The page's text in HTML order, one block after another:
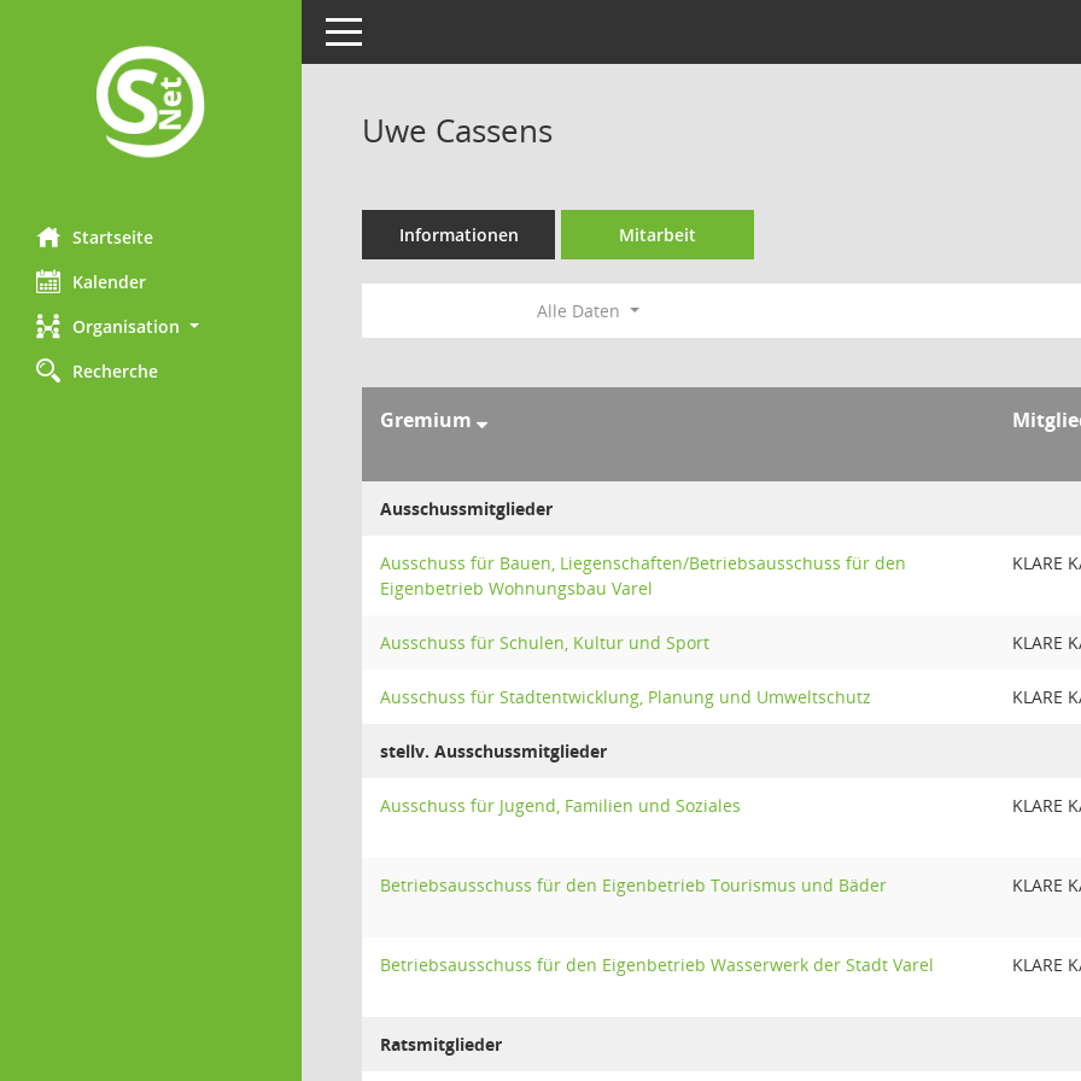
Startseite
Kalender
Organisation
Recherche
Toggle navigation
Uwe Cassens
Informationen Mitarbeit
Alle Daten
Gremium
Ausschussmitglieder
Ausschuss für Bauen, Liegenschaften/Betriebsausschuss für den
Eigenbetrieb Wohnungsbau Varel
KLARE
Ausschuss für Schulen, Kultur und Sport KLARE
Ausschuss für Stadtentwicklung, Planung und Umweltschutz KLARE
stellv. Ausschussmitglieder
Ausschuss für Jugend, Familien und Soziales KLARE
Betriebsausschuss für den Eigenbetrieb Tourismus und Bäder KLARE
Betriebsausschuss für den Eigenbetrieb Wasserwerk der Stadt Varel KLARE
Ratsmitglieder